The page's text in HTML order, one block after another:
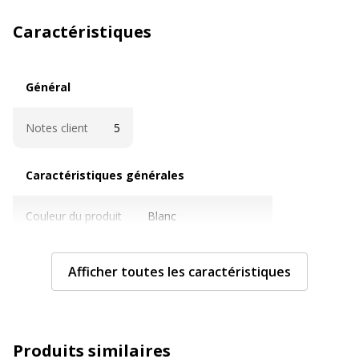
Caractéristiques
Général
Notes client 5
Caractéristiques générales
Couleur du produit Blanc
Gomme incluse Oui
Afficher toutes les caractéristiques
Produits similaires